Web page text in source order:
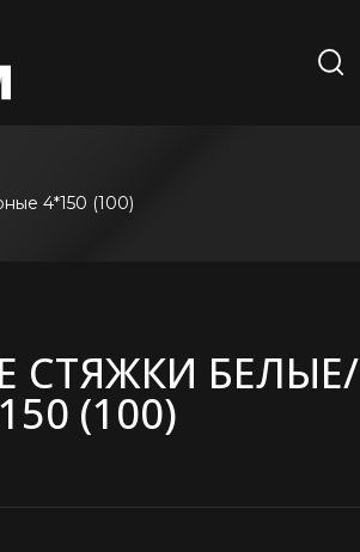
4*150 (100)
СТЯЖКИ БЕЛЫЕ/
(100)